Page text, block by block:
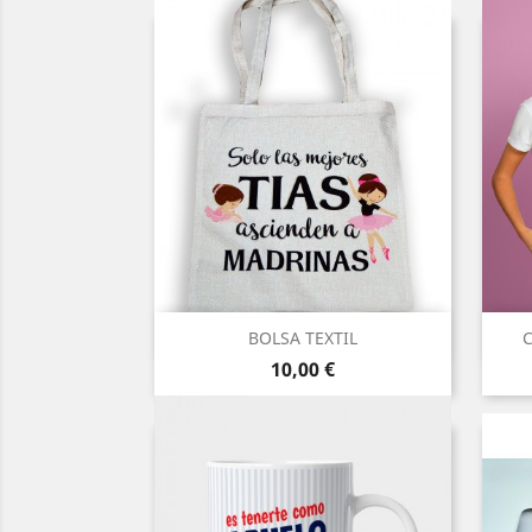
BOLSA TEXTIL
Precio
10,00 €
Vista rápida